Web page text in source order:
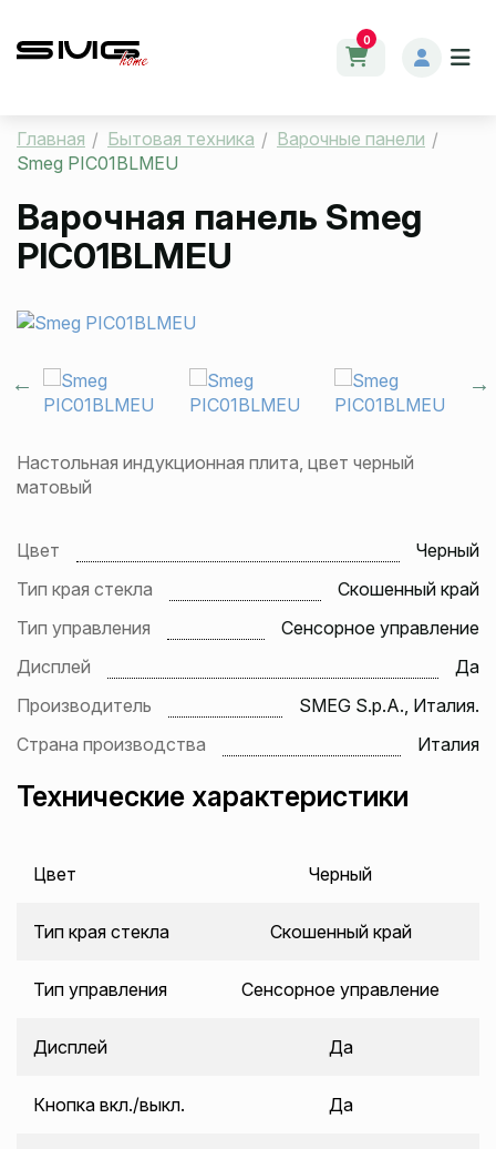
0
Главная Бытовая техника
Варочные панели
Smeg PIC01BLMEU
Варочная панель Smeg
PIC01BLMEU
Настольная индукционная плита, цвет черный
матовый
Цвет
Черный
Тип края стекла
Скошенный край
Тип управления
Сенсорное управление
Дисплей
Да
Производитель
SMEG S.p.A., Италия.
Страна производства
Италия
Технические характеристики
Цвет Черный
Тип края стекла Скошенный край
Тип управления Сенсорное управление
Дисплей Да
Кнопка вкл./выкл. Да